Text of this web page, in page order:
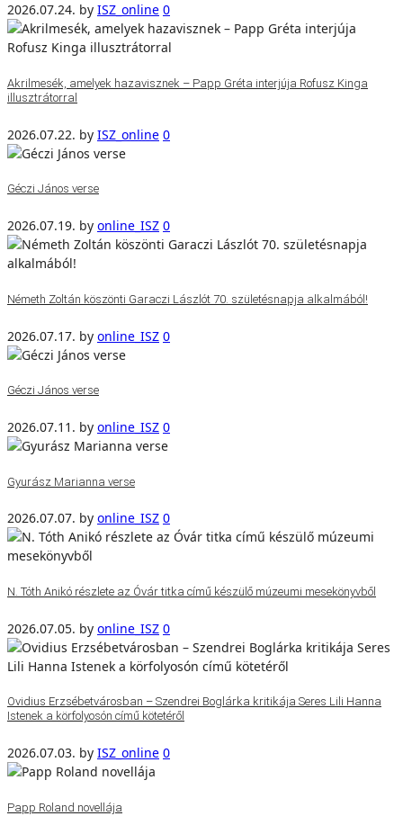
2026.07.24. by ISZ_online 0
Akrilmesék, amelyek hazavisznek – Papp Gréta interjúja Rofusz Kinga
illusztrátorral
2026.07.22. by ISZ_online 0
Géczi János verse
2026.07.19. by online_ISZ 0
Németh Zoltán köszönti Garaczi Lászlót 70. születésnapja alkalmából!
2026.07.17. by online_ISZ 0
Géczi János verse
2026.07.11. by online_ISZ 0
Gyurász Marianna verse
2026.07.07. by online_ISZ 0
N. Tóth Anikó részlete az Óvár titka című készülő múzeumi mesekönyvből
2026.07.05. by online_ISZ 0
Ovidius Erzsébetvárosban – Szendrei Boglárka kritikája Seres Lili Hanna
Istenek a körfolyosón című kötetéről
2026.07.03. by ISZ_online 0
Papp Roland novellája